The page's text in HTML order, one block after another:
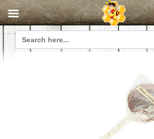
Search
for: